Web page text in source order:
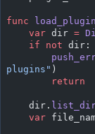
func
    var
dir =
    if
not dir:
plugins" )
        return
    dir.
    var